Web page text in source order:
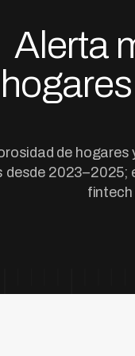
Alerta
de hogares
desde 2023–2025;
fintech